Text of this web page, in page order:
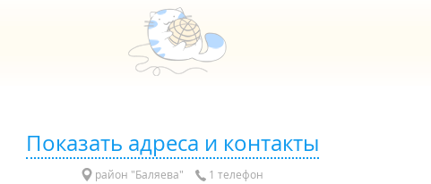
Показать адреса и контакты
район "Баляева" 1 телефон